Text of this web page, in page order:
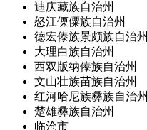
迪庆藏族自治州
怒江傈僳族自治州
德宏傣族景颇族自治州
大理白族自治州
西双版纳傣族自治州
文山壮族苗族自治州
红河哈尼族彝族自治州
楚雄彝族自治州
临沧市